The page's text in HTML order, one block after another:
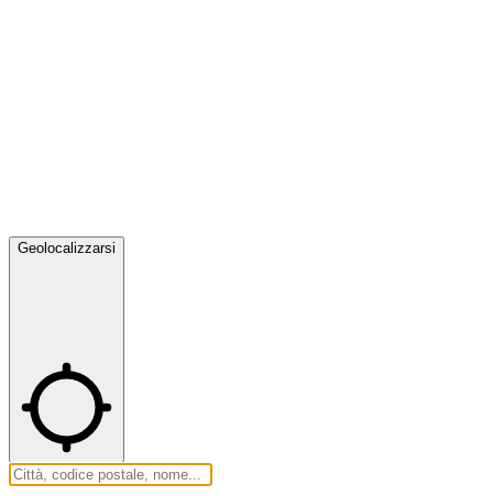
Geolocalizzarsi